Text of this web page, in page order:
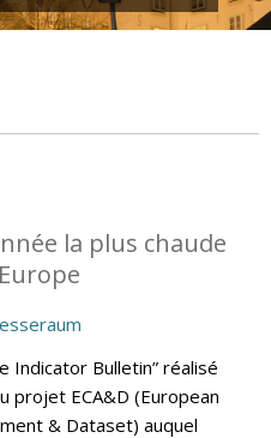
la plus chaude
Indicator Bulletin” réalisé
projet ECA&D (European
& Dataset) auquel